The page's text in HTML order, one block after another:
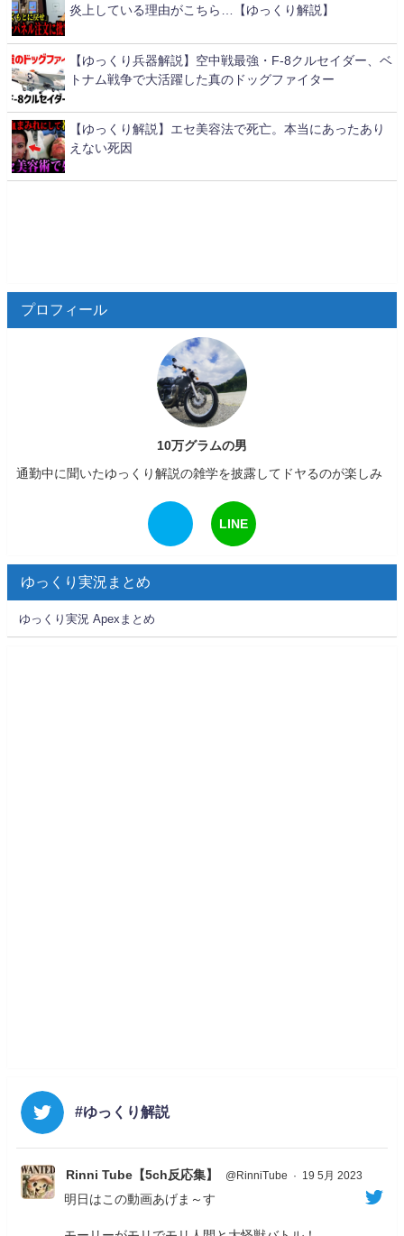
炎上している理由がこちら…【ゆっくり解説】
【ゆっくり兵器解説】空中戦最強・F-8クルセイダー、ベ
トナム戦争で大活躍した真のドッグファイター
【ゆっくり解説】エセ美容法で死亡。本当にあったあり
えない死因
プロフィール
10万グラムの男
通勤中に聞いたゆっくり解説の雑学を披露してドヤるのが楽しみ
LINE
ゆっくり実況まとめ
ゆっくり実況 Apexまとめ
#ゆっくり解説
Rinni Tube【5ch反応集】 @RinniTube · 19 5月 2023
明日はこの動画あげま～す